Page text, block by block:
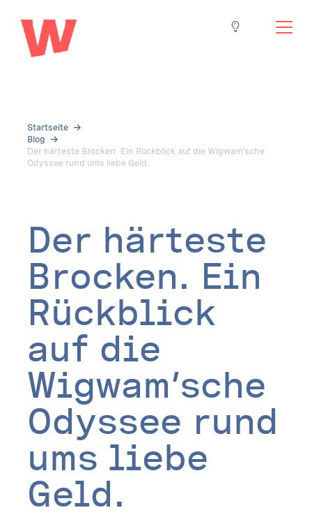
Startseite
Blog
Der härteste Brocken. Ein Rückblick auf die Wigwam’sche
Odyssee rund ums liebe Geld.
Der härteste
Brocken. Ein
Rückblick
auf die
Wigwam’sche
Odyssee rund
ums liebe
Geld.